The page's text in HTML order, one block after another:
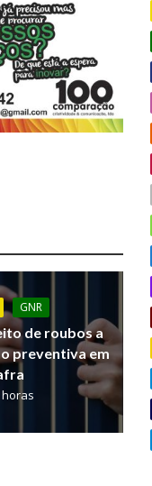
GNR
de roubos a
preventiva em
horas